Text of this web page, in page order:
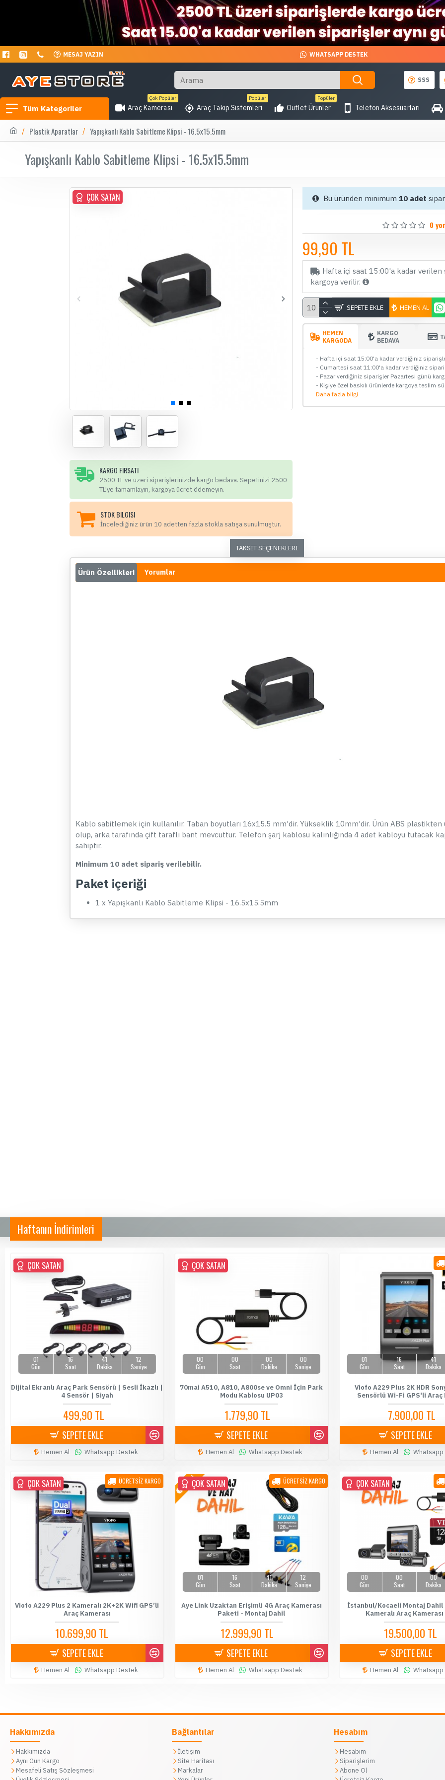
MESAJ YAZIN WHATSAPP DESTEK
SSS
Tüm Kategoriler Araç Kamerası
Çok Popüler
Araç Takip Sistemleri
Popüler
Outlet Ürünler
Popüler
Telefon Aksesuarları
Plastik Aparatlar Yapışkanlı Kablo Sabitleme Klipsi - 16.5x15.5mm
Yapışkanlı Kablo Sabitleme Klipsi - 16.5x15.5mm
ÇOK SATAN
KARGO FIRSATI
2500 TL ve üzeri siparişlerinizde kargo bedava. Sepetinizi 2500
TL'ye tamamlayın, kargoya ücret ödemeyin.
STOK BILGISI
İncelediğiniz ürün 10 adetten fazla stokla satışa sunulmuştur.
0
99,90 TL
Hafta içi saat 15:00'a kadar verilen
kargoya verilir.
SEPETE EKLE HEMEN AL
Bu üründen minimum 10 adet
HEMEN
KARGODA
KARGO
BEDAVA
- Hafta içi saat 15:00'a kadar verdiğiniz
- Cumartesi saat 11:00'a kadar verdiğiniz
- Pazar verdiğiniz siparişler Pazartesi günü
- Kişiye özel baskılı ürünlerde kargoya teslim
Daha fazla bilgi
TAKSIT SEÇENEKLERI
Ürün Özellikleri Yorumlar
Kablo sabitlemek için kullanılır. Taban boyutları 16x15.5 mm'dir. Yükseklik 10mm'dir. Ürün ABS
olup, arka tarafında çift taraflı bant mevcuttur. Telefon şarj kablosu kalınlığında 4 adet kabloyu tutacak
sahiptir.
Minimum 10 adet sipariş verilebilir.
Paket içeriği
1 x Yapışkanlı Kablo Sabitleme Klipsi - 16.5x15.5mm
ÇOK SATAN
ÇOK SATAN
Haftanın İndirimleri
ÇOK SATAN
ÇOK SATAN
01
Gün
16
Saat
41
Dakika
11
Saniye
Dijital Ekranlı Araç Park Sensörü | Sesli İkazlı |
4 Sensör | Siyah
499,90 TL
SEPETE EKLE
Hemen Al Whatsapp Destek
ÇOK SATAN
00
Gün
00
Saat
00
Dakika
00
Saniye
70mai A510, A810, A800se ve Omni İçin Park
Modu Kablosu UP03
1.779,90 TL
SEPETE EKLE
Hemen Al Whatsapp Destek
01
Gün
16
Saat
41
Dakika
Viofo A229 Plus 2K HDR
Sensörlü Wi-Fi GPS'li Araç
7.900,00 TL
SEPETE EKLE
Hemen Al
ÜCRETSİZ KARGO
ÇOK SATAN
ÇOK SATAN
Viofo A229 Plus 2 Kameralı 2K+2K Wifi GPS’li
Araç Kamerası
10.699,90 TL
SEPETE EKLE
Hemen Al Whatsapp Destek
YENİ ÜCRETSİZ KARGO
ÇOK SATAN
01
Gün
16
Saat
41
Dakika
11
Saniye
Aye Link Uzaktan Erişimli 4G Araç Kamerası
Paketi - Montaj Dahil
12.999,90 TL
SEPETE EKLE
Hemen Al Whatsapp Destek
ÇOK SATAN
00
Gün
00
Saat
00
Dakika
İstanbul/Kocaeli Montaj Dahil
Kameralı Araç
19.500,00 TL
SEPETE EKLE
Hemen Al
Hakkımızda
Hakkımızda
Aynı Gün Kargo
Mesafeli Satış Sözleşmesi
Bağlantılar
İletişim
Site Haritası
Markalar
Hesabım
Hesabım
Siparişlerim
Abone Ol